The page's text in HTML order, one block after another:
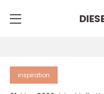
inspiration